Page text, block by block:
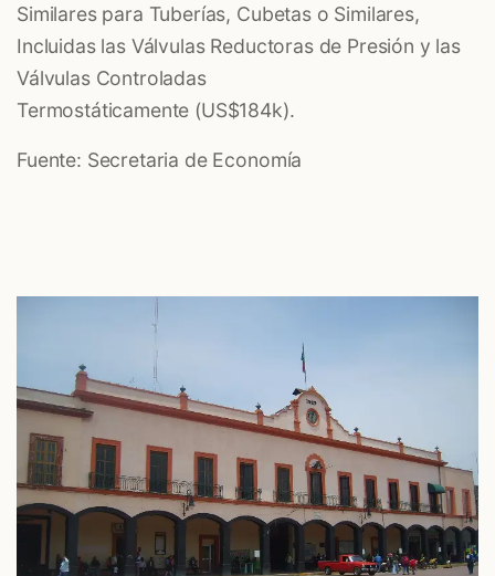
Similares para Tuberías, Cubetas o Similares,
Incluidas las Válvulas Reductoras de Presión y las
Válvulas Controladas
Termostáticamente (US$184k).
Fuente: Secretaria de Economía